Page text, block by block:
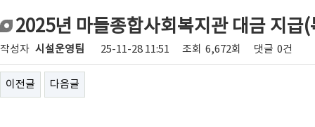
2025년 마들종합사회복지관 대금 지급
작성자 시설운영팀 25-11-28 11:51 조회 6,672회 댓글 0건
이전글 다음글